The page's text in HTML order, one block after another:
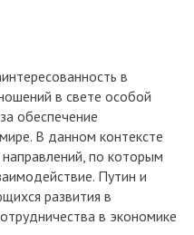
в
в свете особой
обеспечение
В данном контексте
по которым
Путин и
развития в
в экономике